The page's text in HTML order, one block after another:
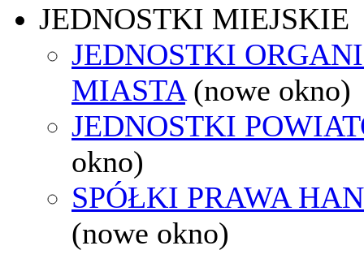
JEDNOSTKI MIEJSKIE
JEDNOSTKI
MIASTA (nowe okno)
JEDNOSTKI
okno)
SPÓŁKI PRAWA
(nowe okno)